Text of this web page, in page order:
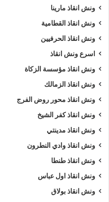
ونش انقاذ مارينا
ونش انقاذ القطامية
ونش انقاذ الحرفيين
اسرع ونش انقاذ
ونش انقاذ مؤسسة الزكاة
ونش انقاذ الزمالك
ونش انقاذ محور روض الفرج
ونش انقاذ كفر الشيخ
ونش انقاذ مدينتي
ونش انقاذ وادي النطرون
ونش انقاذ طنطا
ونش انقاذ اول عباس
ونش انقاذ بولاق